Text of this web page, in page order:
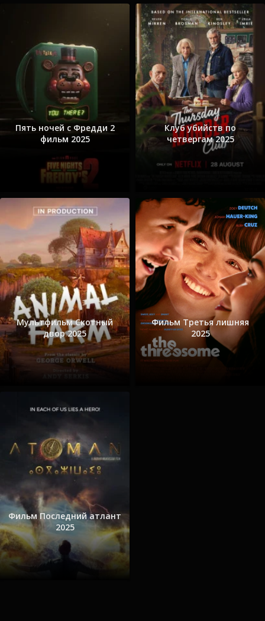
Пять ночей с Фредди 2
фильм 2025
Клуб убийств по
четвергам 2025
Мультфильм Скотный
двор 2025
Фильм Третья лишняя
2025
Фильм Последний атлант
2025